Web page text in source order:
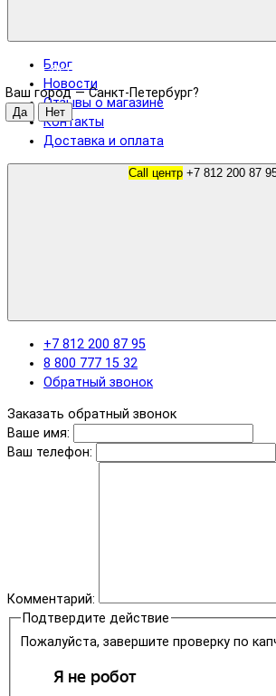
Санкт-Петербург
Ваш город —Санкт-Петербург?
Блог
Новости
Отзывы о магазине
Контакты
Доставка и оплата
Call центр
+7 812 200 87 95
8 800 777 15 32
Обратный звонок
Заказать обратный звонок
Ваше имя:
Ваш телефон:
Комментарий:
Подтвердите действие
Пожалуйста, завершите проверку по